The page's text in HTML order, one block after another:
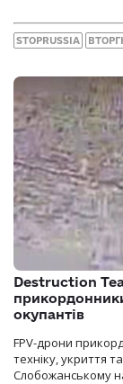
STOPRUSSIA
Destruction
окупантів
FPV-дрони
техніку, укриття
Слобожанському